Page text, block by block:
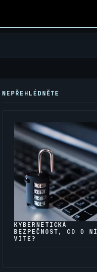
NEPŘEHLÉDNĚTE
KYBERNETICKÁ
BEZPEČNOST, CO O NÍ
VÍTE?